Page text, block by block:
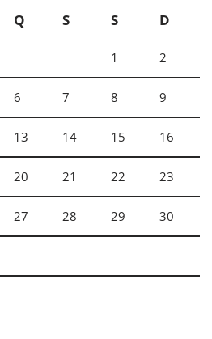
Q S S D
1 2
6 7 8 9
13 14 15 16
20 21 22 23
27 28 29 30